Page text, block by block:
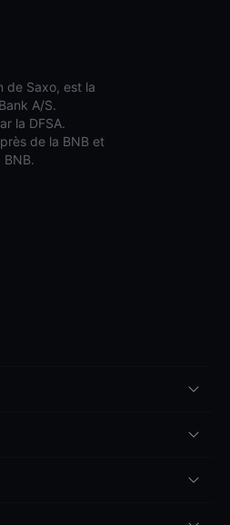
de Saxo, est la
A/S.
la DFSA.
de la BNB et
BNB.